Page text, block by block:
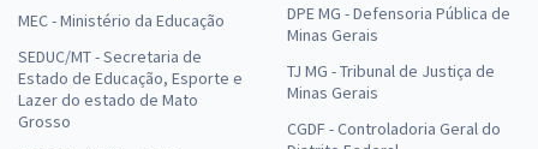
MEC - Ministério da Educação
SEDUC/MT - Secretaria de
Estado de Educação, Esporte e
Lazer do estado de Mato
Grosso
DPE MG - Defensoria Pública de
Minas Gerais
TJ MG - Tribunal de Justiça de
Minas Gerais
CGDF - Controladoria Geral do